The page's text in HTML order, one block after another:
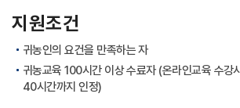
지원조건
귀농인의 요건을 만족하는 자
귀농교육 100시간 이상 수료자 (온라인교육 수강
40시간까지 인정)